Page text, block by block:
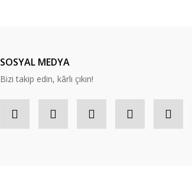
SOSYAL MEDYA
Bizi takip edin, kârlı çıkın!